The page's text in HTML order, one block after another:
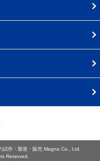
試作・製造・販売 Magna Co., Ltd.
Reserved.